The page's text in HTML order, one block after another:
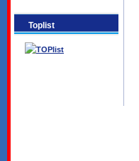
Toplist